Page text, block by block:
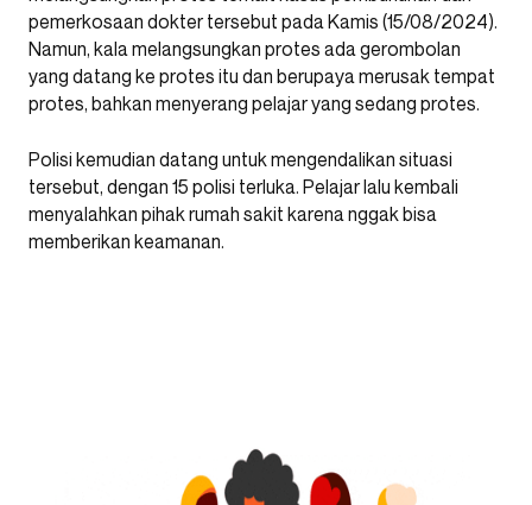
pemerkosaan dokter tersebut pada Kamis (15/08/2024).
Namun, kala melangsungkan protes ada gerombolan
yang datang ke protes itu dan berupaya merusak tempat
protes, bahkan menyerang pelajar yang sedang protes.
Polisi kemudian datang untuk mengendalikan situasi
tersebut, dengan 15 polisi terluka. Pelajar lalu kembali
menyalahkan pihak rumah sakit karena nggak bisa
memberikan keamanan.